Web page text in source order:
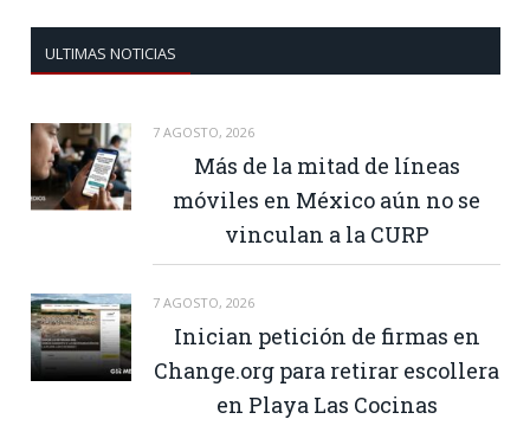
ULTIMAS NOTICIAS
7 AGOSTO, 2026
Más de la mitad de líneas
móviles en México aún no se
vinculan a la CURP
7 AGOSTO, 2026
Inician petición de firmas en
Change.org para retirar escollera
en Playa Las Cocinas